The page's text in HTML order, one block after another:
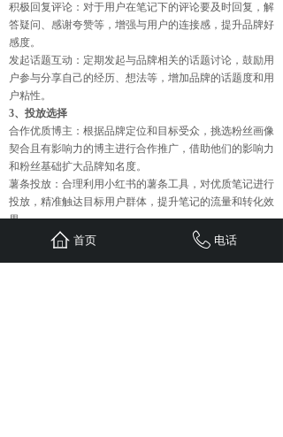
积极回复评论：对于用户在笔记下的评论要及时回复，解
答疑问、感谢夸赞等，增强与用户的连接感，提升品牌好
感度。
发起话题互动：定期发起与品牌相关的话题讨论，鼓励用
户参与分享自己的经历、想法等，增加品牌的话题度和用
户粘性。
3、投放选择
合作优质博主：根据品牌定位和目标受众，挑选粉丝画像
契合且有影响力的博主进行合作推广，借助他们的影响力
和粉丝基础扩大品牌知名度。
薯条投放：合理利用小红书的薯条工具，对优质笔记进行
投放，精准触达目标用户群体，提升笔记的流量和转化效
果。
首页 电话